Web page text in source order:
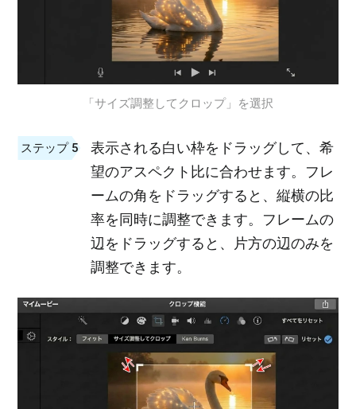
「サイズ調整してクロップ」を選択
ステップ 5
表示される白い枠をドラッグして、希
望のアスペクト比に合わせます。フレ
ームの角をドラッグすると、縦横の比
率を同時に調整できます。フレームの
辺をドラッグすると、片方の辺のみを
調整できます。